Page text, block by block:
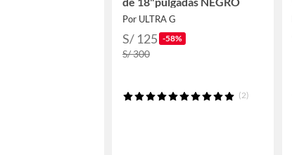
Por ULTRA G
S/ 125 -58%
S/ 300
(2)